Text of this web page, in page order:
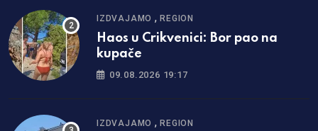
IZDVAJAMO ,REGION
Haos u Crikvenici: Bor pao na
kupače
09.08.2026 19:17
IZDVAJAMO ,REGION